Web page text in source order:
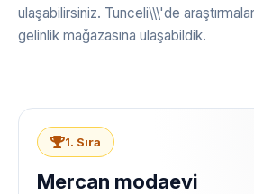
ulaşabilirsiniz. Tunceli\\\'de
gelinlik mağazasına ulaşabildik.
1. Sıra
Mercan modaevi